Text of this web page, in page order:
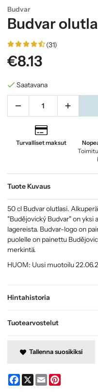
Budvar
Budvar
(31)
€8.13
Saatavana
Turvalliset maksut
Tuote Kuvaus
Hintahistoria
Tuotearvostelut
50 cl Budvar olutlasi.
"Budějovický Budvar" on
lagereista. Budvar-logo on
puolelle on painettu
merkintä.
HUOM: Uusi muotoilu
Tallenna suosikiksi
Facebook
X Email